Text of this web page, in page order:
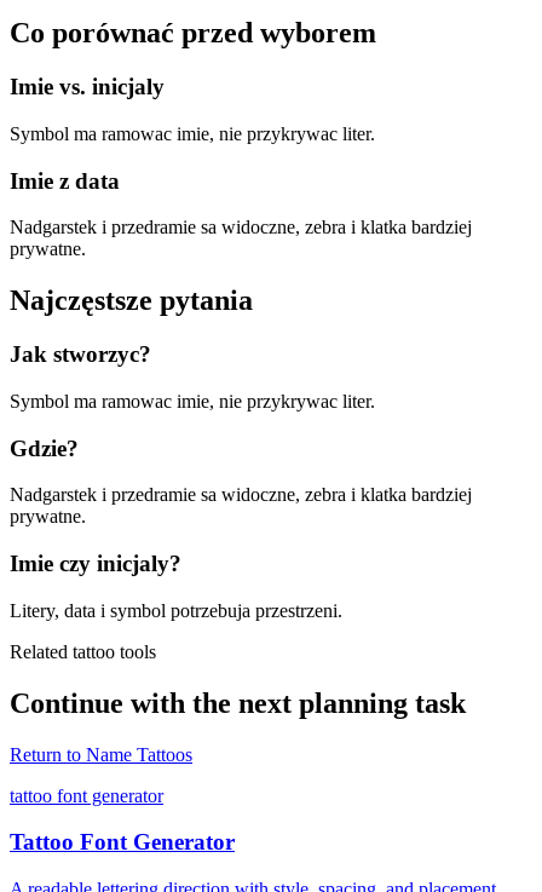
Co porównać przed wyborem
Imie vs. inicjaly
Symbol ma ramowac imie, nie przykrywac liter.
Imie z data
Nadgarstek i przedramie sa widoczne, zebra i klatka bardziej
prywatne.
Najczęstsze pytania
Jak stworzyc?
Symbol ma ramowac imie, nie przykrywac liter.
Gdzie?
Nadgarstek i przedramie sa widoczne, zebra i klatka bardziej
prywatne.
Imie czy inicjaly?
Litery, data i symbol potrzebuja przestrzeni.
Related tattoo tools
Continue with the next planning task
Return to Name Tattoos
tattoo font generator
Tattoo Font Generator